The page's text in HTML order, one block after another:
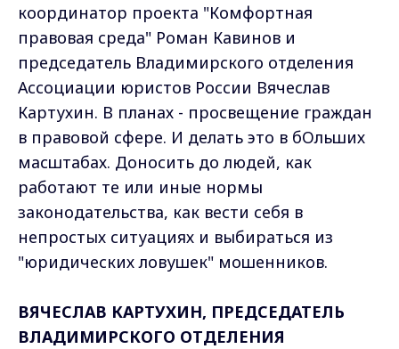
координатор проекта "Комфортная
правовая среда" Роман Кавинов и
председатель Владимирского отделения
Ассоциации юристов России Вячеслав
Картухин. В планах - просвещение граждан
в правовой сфере. И делать это в бОльших
масштабах. Доносить до людей, как
работают те или иные нормы
законодательства, как вести себя в
непростых ситуациях и выбираться из
"юридических ловушек" мошенников.
ВЯЧЕСЛАВ КАРТУХИН, ПРЕДСЕДАТЕЛЬ
ВЛАДИМИРСКОГО ОТДЕЛЕНИЯ